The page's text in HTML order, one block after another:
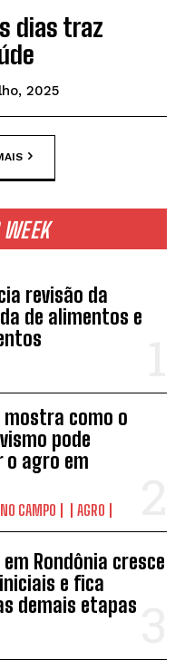
dias traz
2025
revisão da
de alimentos e
mostra como o
pode
agro em
CAMPO AGRO
Rondônia cresce
e fica
demais etapas